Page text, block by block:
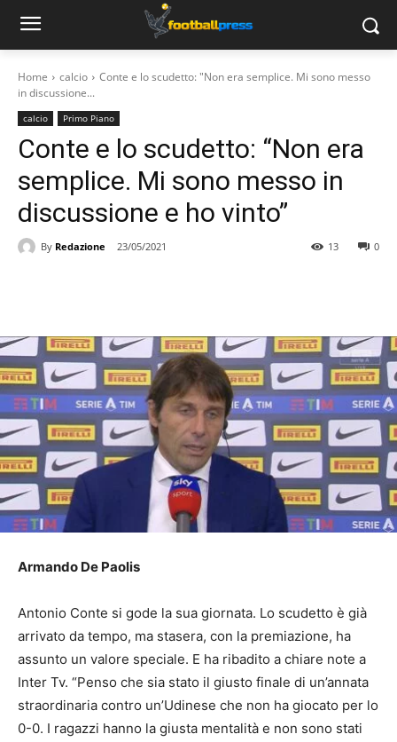
Home calcio
Conte e lo scudetto: "Non era semplice. Mi sono messo
in discussione...
calcio Primo Piano
Conte e lo scudetto: “Non era
semplice. Mi sono messo in
discussione e ho vinto”
By Redazione 23/05/2021 0
13
Armando De Paolis
Antonio Conte si gode la sua giornata. Lo scudetto è già
arrivato da tempo, ma stasera, con la premiazione, ha
assunto un valore speciale. E ha ribadito a chiare note a
Inter Tv. “Penso che sia stato il giusto finale di un’annata
straordinaria contro un’Udinese che non ha giocato per lo
0-0. I ragazzi hanno la giusta mentalità e non sono stati